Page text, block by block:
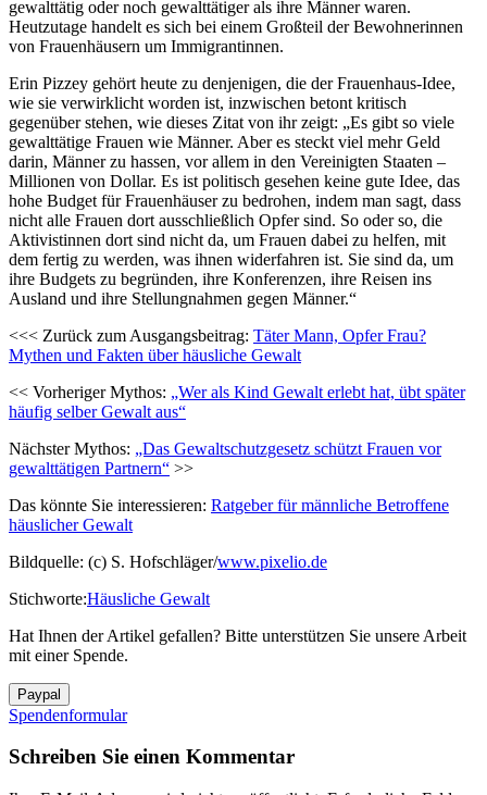
gewalttätig oder noch gewalttätiger als ihre Männer waren.
Heutzutage handelt es sich bei einem Großteil der Bewohnerinnen
von Frauenhäusern um Immigrantinnen.
Erin Pizzey gehört heute zu denjenigen, die der Frauenhaus-Idee,
wie sie verwirklicht worden ist, inzwischen betont kritisch
gegenüber stehen, wie dieses Zitat von ihr zeigt: „Es gibt so viele
gewalttätige Frauen wie Männer. Aber es steckt viel mehr Geld
darin, Männer zu hassen, vor allem in den Vereinigten Staaten –
Millionen von Dollar. Es ist politisch gesehen keine gute Idee, das
hohe Budget für Frauenhäuser zu bedrohen, indem man sagt, dass
nicht alle Frauen dort ausschließlich Opfer sind. So oder so, die
Aktivistinnen dort sind nicht da, um Frauen dabei zu helfen, mit
dem fertig zu werden, was ihnen widerfahren ist. Sie sind da, um
ihre Budgets zu begründen, ihre Konferenzen, ihre Reisen ins
Ausland und ihre Stellungnahmen gegen Männer.“
<<< Zurück zum Ausgangsbeitrag: Täter Mann, Opfer Frau?
Mythen und Fakten über häusliche Gewalt
<< Vorheriger Mythos: „Wer als Kind Gewalt erlebt hat, übt später
häufig selber Gewalt aus“
Nächster Mythos: „Das Gewaltschutzgesetz schützt Frauen vor
gewalttätigen Partnern“ >>
Das könnte Sie interessieren: Ratgeber für männliche Betroffene
häuslicher Gewalt
Bildquelle: (c) S. Hofschläger/www.pixelio.de
Stichworte:Häusliche Gewalt
Hat Ihnen der Artikel gefallen? Bitte unterstützen Sie unsere Arbeit
mit einer Spende.
Spendenformular
Schreiben Sie einen Kommentar